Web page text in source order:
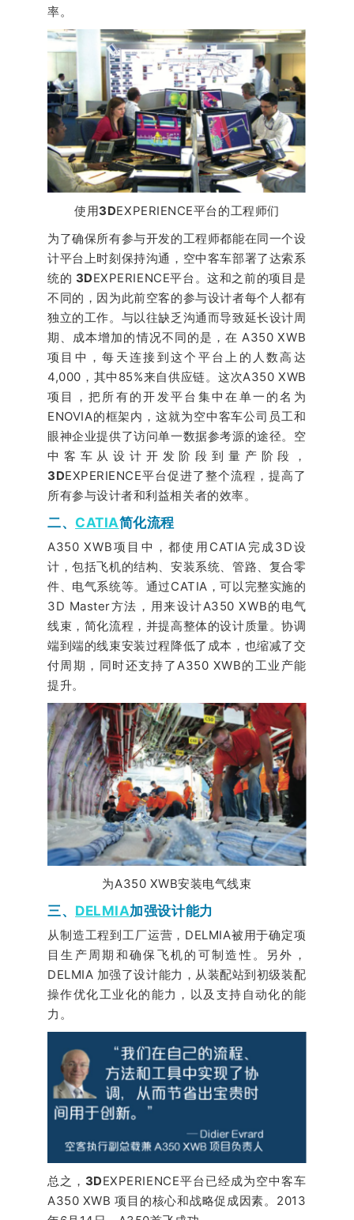
率。
使用3DEXPERIENCE平台的工程师们
为了确保所有参与开发的工程师都能在同一个设
计平台上时刻保持沟通，空中客车部署了达索系
统的 3DEXPERIENCE平台。这和之前的项目是
不同的，因为此前空客的参与设计者每个人都有
独立的工作。与以往缺乏沟通而导致延长设计周
期、成本增加的情况不同的是，在 A350 XWB
项目中，每天连接到这个平台上的人数高达
4,000，其中85%来自供应链。这次A350 XWB
项目，把所有的开发平台集中在单一的名为
ENOVIA的框架内，这就为空中客车公司员工和
眼神企业提供了访问单一数据参考源的途径。空
中客车从设计开发阶段到量产阶段，
3DEXPERIENCE平台促进了整个流程，提高了
所有参与设计者和利益相关者的效率。
二、 CATIA简化流程
A350 XWB项目中，都使用CATIA完成3D设
计，包括飞机的结构、安装系统、管路、复合零
件、电气系统等。通过CATIA，可以完整实施的
3D Master方法，用来设计A350 XWB的电气
线束，简化流程，并提高整体的设计质量。协调
端到端的线束安装过程降低了成本，也缩减了交
付周期，同时还支持了A350 XWB的工业产能
提升。
为A350 XWB安装电气线束
三、 DELMIA加强设计能力
从制造工程到工厂运营，DELMIA被用于确定项
目生产周期和确保飞机的可制造性。另外，
DELMIA 加强了设计能力，从装配站到初级装配
操作优化工业化的能力，以及支持自动化的能
力。
总之， 3DEXPERIENCE平台已经成为空中客车
A350 XWB 项目的核心和战略促成因素。2013